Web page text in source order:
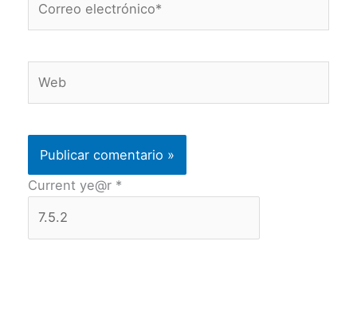
electrónico*
Current ye@r *